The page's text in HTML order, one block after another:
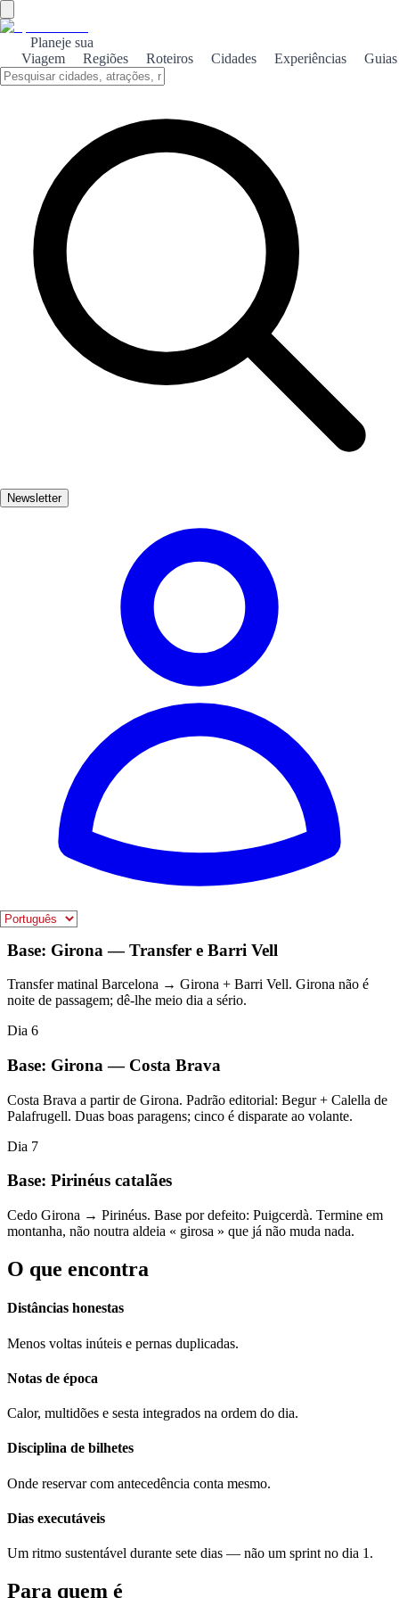
Planeje sua
Viagem
Regiões Roteiros Cidades Experiências Guias
Newsletter
Início/Guias de viagem por Espanha
DESTINO · GUIA PREMIUM
7 DIAS PELA CATALUNHA
Cidade, pedra, enseada e pico — uma semana com mudanças de
base claras.
Uma semana traçada para a Catalunha: distâncias realistas, ritmo
atento ao calor e menos noites perdidas a mudar de hotel sem ganho.
Arco regional Lógica de rota
premium
Ritmo Spain Seeker
Acesso imediato
OBTER GUIA PREMIUM — 9,99 €
Disponível imediatamente após a compra.
As viagens regionais partem-se quando o
mapa parece fácil — a Catalunha não é
viaja a sério precisa de bases, sequência e janelas honestas de carro
Este guia mantém a história coerente: o que combina junto, o que
exige saída cedo e onde abrandar é mesmo o plano.
Como dividimos a semana
Espinha dorsal: quatro noites em Barcelona, duas em Girona, fecho
nos Pirinéus. Bilhetes sensíveis num bloco apertado; Montserrat só
Base: Barcelona
Dia 1: chegada + Gótico + Born. Aterrar sem confusão de grandes
reservas no primeiro dia. Dia 2: Sagrada Família + Eixample. Os
ingressos delicados ficam aqui — não espalhados à sorte. Dia 3:
Montserrat a partir de Barcelona, saída cedo. Saída tarde mata o
ganho e o trajeto pesa. Dia 4: Park Güell + Montjuïc. Fecho limpo
de Barcelona antes da mudança de base.
Dia 5
Base: Girona — Transfer e Barri Vell
Transfer matinal Barcelona → Girona + Barri Vell. Girona não é
noite de passagem; dê-lhe meio dia a sério.
Dia 6
Base: Girona — Costa Brava
Costa Brava a partir de Girona. Padrão editorial: Begur + Calella de
Palafrugell. Duas boas paragens; cinco é disparate ao volante.
Dia 7
Base: Pirinéus catalães
Cedo Girona → Pirinéus. Base por defeito: Puigcerdà. Termine em
montanha, não noutra aldeia « girosa » que já não muda nada.
O que encontra
Distâncias honestas
Menos voltas inúteis e pernas duplicadas.
Notas de época
Calor, multidões e sesta integrados na ordem do dia.
Disciplina de bilhetes
Onde reservar com antecedência conta mesmo.
Dias executáveis
Um ritmo sustentável durante sete dias — não um sprint no dia 1.
Para quem é